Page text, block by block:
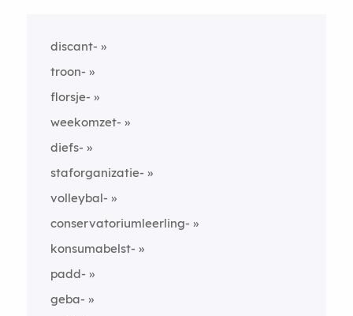
discant-
troon-
florsje-
weekomzet-
diefs-
staforganizatie-
volleybal-
conservatoriumleerling-
konsumabelst-
padd-
geba-